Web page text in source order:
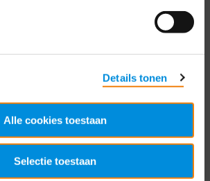
Details tonen
Alle cookies toestaan
Selectie toestaan
12